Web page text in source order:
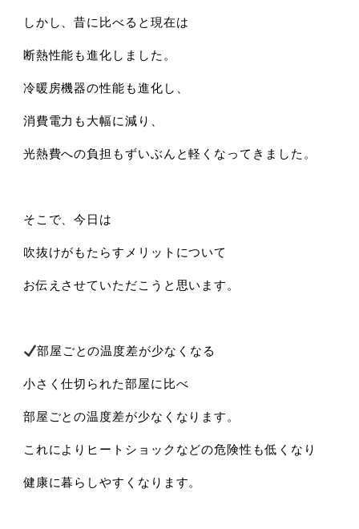
しかし、昔に比べると現在は
断熱性能も進化しました。
冷暖房機器の性能も進化し、
消費電力も大幅に減り、
光熱費への負担もずいぶんと軽くなってきました。
そこで、今日は
吹抜けがもたらすメリットについて
お伝えさせていただこうと思います。
部屋ごとの温度差が少なくなる
小さく仕切られた部屋に比べ
部屋ごとの温度差が少なくなります。
これによりヒートショックなどの危険性も低くなり
健康に暮らしやすくなります。